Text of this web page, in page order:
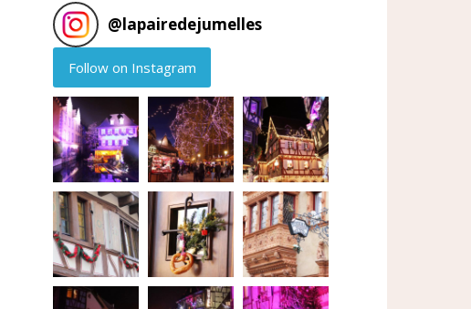
@lapairedejumelles
Follow on Instagram